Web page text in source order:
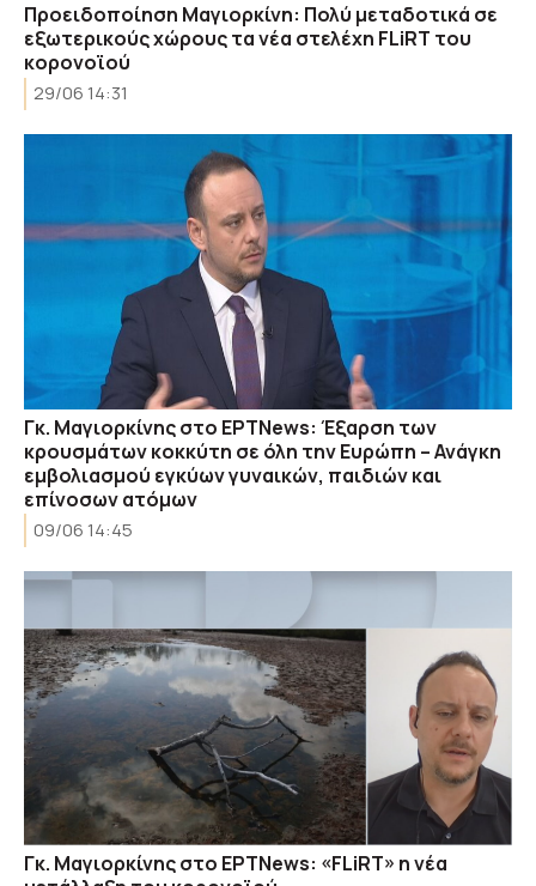
Προειδοποίηση Μαγιορκίνη: Πολύ μεταδοτικά σε
εξωτερικούς χώρους τα νέα στελέχη FLiRT του
κορονοϊού
29/06 14:31
Γκ. Μαγιορκίνης στο ΕΡΤNews: Έξαρση των
κρουσμάτων κοκκύτη σε όλη την Ευρώπη – Ανάγκη
εμβολιασμού εγκύων γυναικών, παιδιών και
επίνοσων ατόμων
09/06 14:45
Γκ. Μαγιορκίνης στο ΕΡΤNews: «FLiRT» η νέα